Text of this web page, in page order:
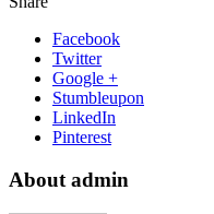
Facebook
Twitter
Google +
Stumbleupon
LinkedIn
Pinterest
About admin